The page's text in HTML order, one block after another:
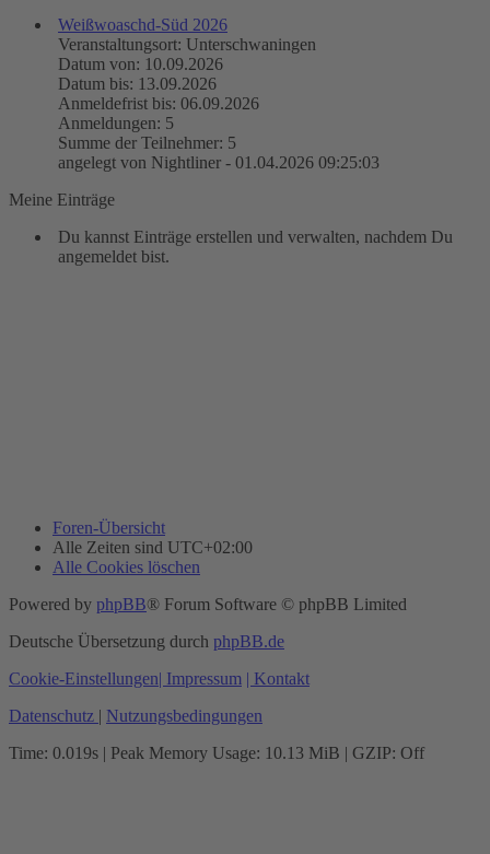
Weißwoaschd-Süd 2026
Veranstaltungsort: Unterschwaningen
Datum von: 10.09.2026
Datum bis: 13.09.2026
Anmeldefrist bis: 06.09.2026
Anmeldungen: 5
Summe der Teilnehmer: 5
angelegt von Nightliner - 01.04.2026 09:25:03
Meine Einträge
Du kannst Einträge erstellen und verwalten, nachdem Du
angemeldet bist.
Foren-Übersicht
Alle Zeiten sind UTC+02:00
Alle Cookies löschen
Powered by phpBB® Forum Software © phpBB Limited
Deutsche Übersetzung durch phpBB.de
Cookie-Einstellungen| Impressum | Kontakt
Datenschutz | Nutzungsbedingungen
Time: 0.019s | Peak Memory Usage: 10.13 MiB | GZIP: Off